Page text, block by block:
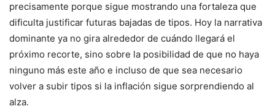
precisamente porque sigue mostrando una fortaleza que
dificulta justificar futuras bajadas de tipos. Hoy la narrativa
dominante ya no gira alrededor de cuándo llegará el
próximo recorte, sino sobre la posibilidad de que no haya
ninguno más este año e incluso de que sea necesario
volver a subir tipos si la inflación sigue sorprendiendo al
alza.